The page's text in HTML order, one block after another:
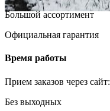
Большой ассортимент
Официальная гарантия
Время работы
Прием заказов через сайт:
Без выходных